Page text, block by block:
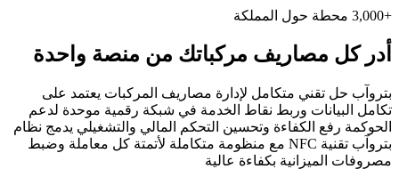
+3,000 محطة حول المملكة
أدر كل مصاريف مركباتك من منصة واحدة
بتروآب حل تقني متكامل لإدارة مصاريف المركبات يعتمد على
تكامل البيانات وربط نقاط الخدمة في شبكة رقمية موحدة لدعم
الحوكمة رفع الكفاءة وتحسين التحكم المالي والتشغيلي يدمج نظام
بتروآب تقنية NFC مع منظومة متكاملة لأتمتة كل معاملة وضبط
مصروفات الميزانية بكفاءة عالية